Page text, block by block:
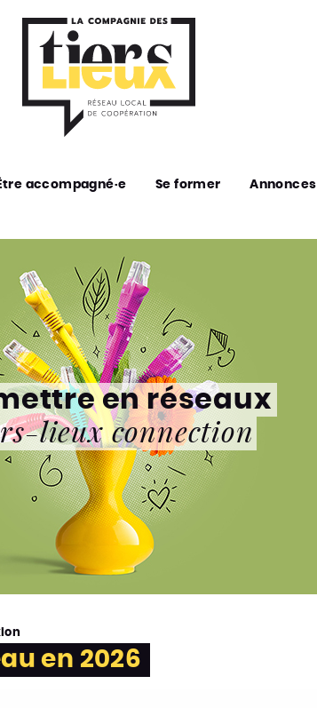
accompagné·e Se former Annonces
en réseaux
lieux connection
en 2026